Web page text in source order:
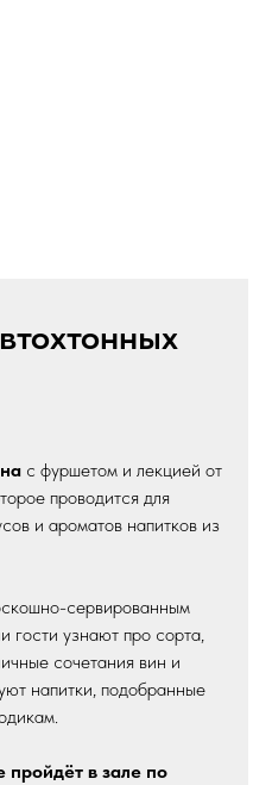
с фуршетом и лекцией от
проводится для
и ароматов напитков из
сервированным
гости узнают про сорта,
сочетания вин и
напитки, подобранные
в зале по